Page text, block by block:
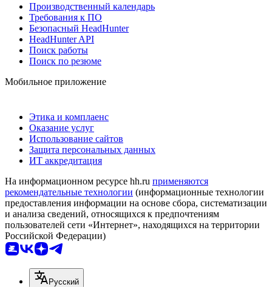
Производственный календарь
Требования к ПО
Безопасный HeadHunter
HeadHunter API
Поиск работы
Поиск по резюме
Мобильное приложение
Этика и комплаенс
Оказание услуг
Использование сайтов
Защита персональных данных
ИТ аккредитация
На информационном ресурсе hh.ru применяются
рекомендательные технологии (информационные технологии
предоставления информации на основе сбора, систематизации
и анализа сведений, относящихся к предпочтениям
пользователей сети «Интернет», находящихся на территории
Российской Федерации)
Русский